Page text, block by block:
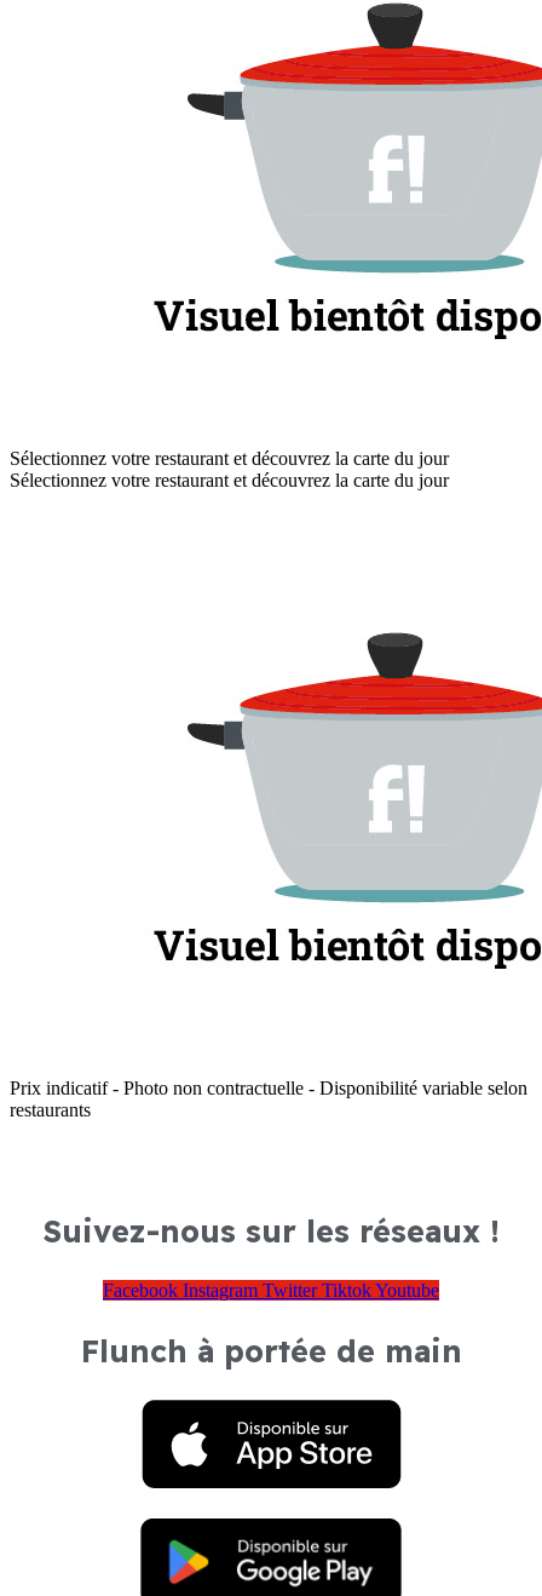
Sélectionnez votre restaurant et découvrez la carte du jour
Sélectionnez votre restaurant et découvrez la carte du jour
Prix indicatif - Photo non contractuelle - Disponibilité variable selon
restaurants
Suivez-nous sur les réseaux !
Facebook Instagram Twitter TiktokYoutube
Flunch à portée de main